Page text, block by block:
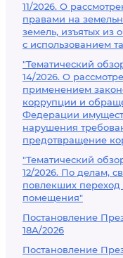
11/2026. О
правами на
земель, изъятых из
с использованием
"Тематический
14/2026. О
применением
коррупции и
Федерации
нарушения
предотвращение
"Тематический
12/2026. По делам,
повлекших
помещения"
Постановление
18А/2026
Постановление